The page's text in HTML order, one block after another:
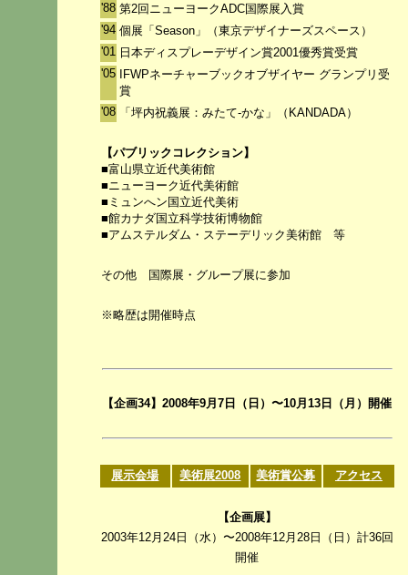
'88 第2回ニューヨークADC国際展入賞
'94 個展「Season」（東京デザイナーズスペース）
'01 日本ディスプレーデザイン賞2001優秀賞受賞
'05
IFWPネーチャーブックオブザイヤー グランプリ受
賞
'08
「坪内祝義展：みたて-かな」（KANDADA）
【パブリックコレクション】
■富山県立近代美術館
■ニューヨーク近代美術館
■ミュンへン国立近代美術
■館カナダ国立科学技術博物館
■アムステルダム・ステーデリック美術館 等
その他 国際展・グループ展に参加
※略歴は開催時点
【企画34】2008年9月7日（日）〜10月13日（月）開催
展示会場 美術展2008 美術賞公募 アクセス
【企画展】
2003年12月24日（水）〜2008年12月28日（日）計36回
開催